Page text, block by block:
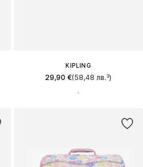
KIPLING
29,90 €(58,48 лв.³)